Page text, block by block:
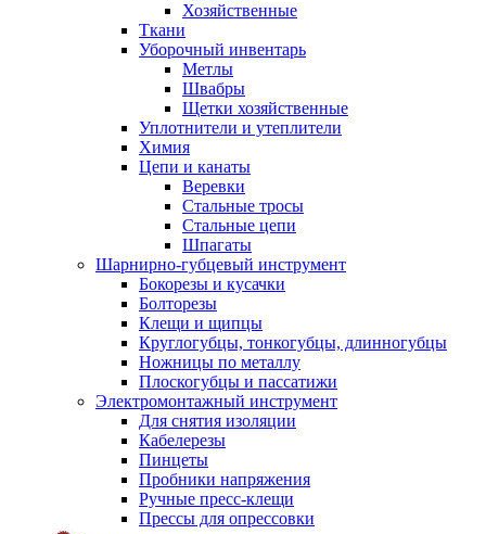
Хозяйственные
Ткани
Уборочный инвентарь
Метлы
Швабры
Щетки хозяйственные
Уплотнители и утеплители
Химия
Цепи и канаты
Веревки
Стальные тросы
Стальные цепи
Шпагаты
Шарнирно-губцевый инструмент
Бокорезы и кусачки
Болторезы
Клещи и щипцы
Круглогубцы, тонкогубцы, длинногубцы
Ножницы по металлу
Плоскогубцы и пассатижи
Электромонтажный инструмент
Для снятия изоляции
Кабелерезы
Пинцеты
Пробники напряжения
Ручные пресс-клещи
Прессы для опрессовки